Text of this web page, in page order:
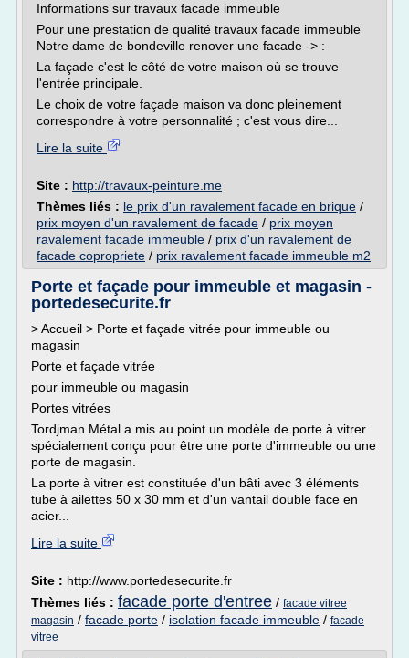
Informations sur travaux facade immeuble
Pour une prestation de qualité travaux facade immeuble
Notre dame de bondeville renover une facade -> :
La façade c'est le côté de votre maison où se trouve
l'entrée principale.
Le choix de votre façade maison va donc pleinement
correspondre à votre personnalité ; c'est vous dire...
Lire la suite
Site : http://travaux-peinture.me
Thèmes liés : le prix d'un ravalement facade en brique /
prix moyen d'un ravalement de facade / prix moyen
ravalement facade immeuble / prix d'un ravalement de
facade copropriete / prix ravalement facade immeuble m2
Porte et façade pour immeuble et magasin -
portedesecurite.fr
> Accueil > Porte et façade vitrée pour immeuble ou
magasin
Porte et façade vitrée
pour immeuble ou magasin
Portes vitrées
Tordjman Métal a mis au point un modèle de porte à vitrer
spécialement conçu pour être une porte d'immeuble ou une
porte de magasin.
La porte à vitrer est constituée d'un bâti avec 3 éléments
tube à ailettes 50 x 30 mm et d'un vantail double face en
acier...
Lire la suite
Site : http://www.portedesecurite.fr
Thèmes liés : facade porte d'entree / facade vitree
magasin / facade porte / isolation facade immeuble / facade
vitree